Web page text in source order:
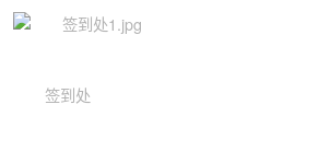
签到处